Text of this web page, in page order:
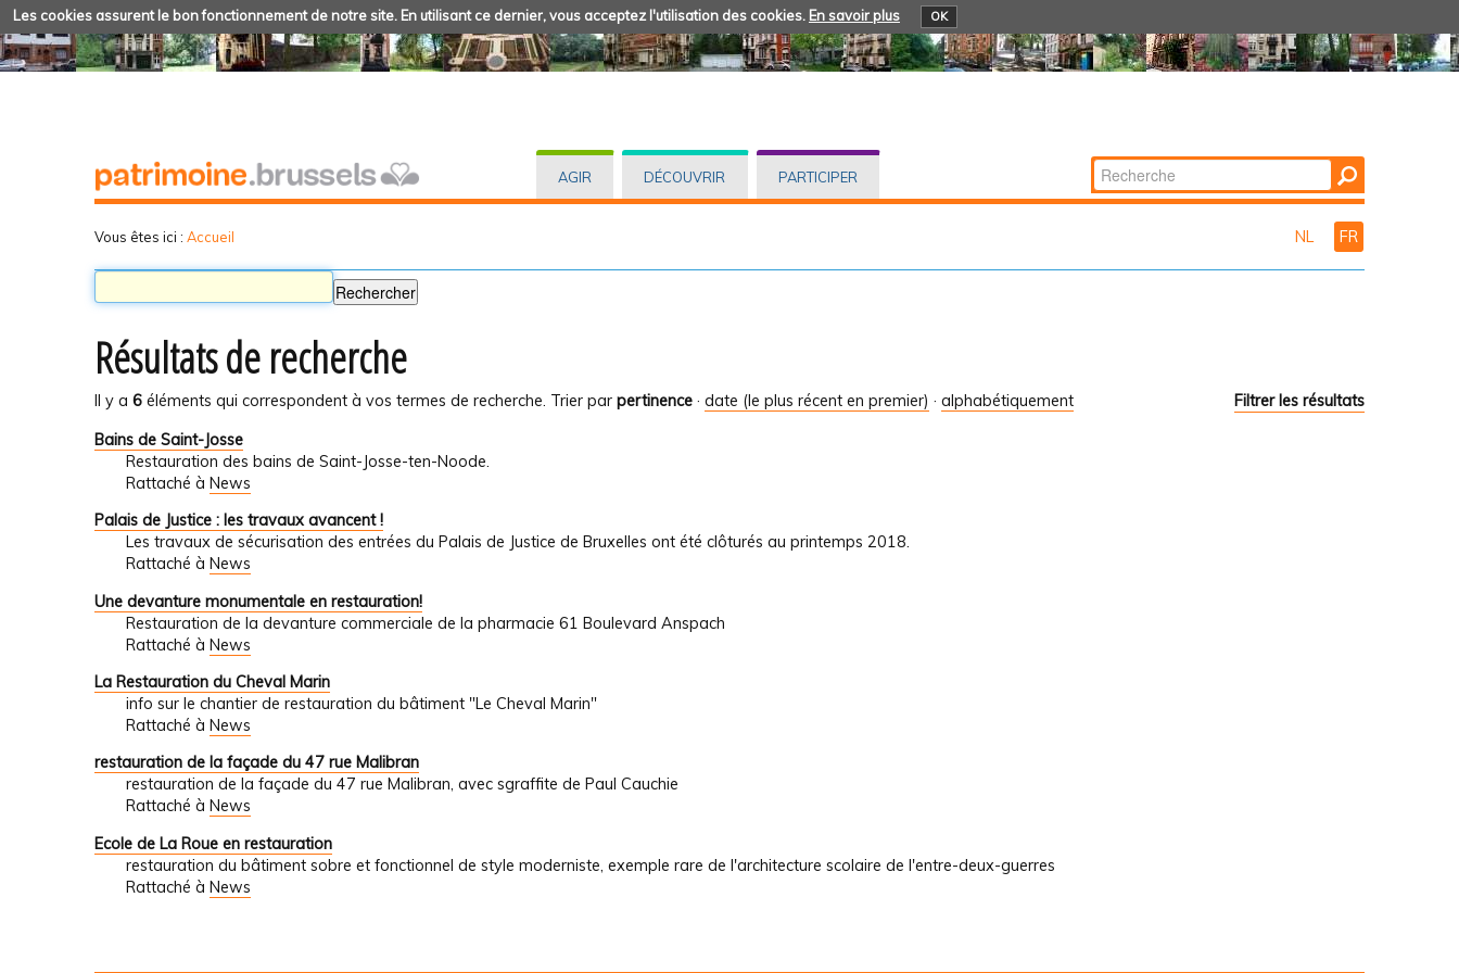
Les cookies assurent le bon fonctionnement de notre site. En utilisant ce dernier, vous acceptez l'utilisation des cookies. En savoir plus OK
AGIR DÉCOUVRIR PARTICIPER Chercher par
Recherche
Vous êtes ici : Accueil NL FR
Résultats de recherche
Il y a 6 éléments qui correspondent à vos termes de recherche. Filtrer les résultats
Trier par pertinence · date (le plus récent en premier) · alphabétiquement
Bains de Saint-Josse
Restauration des bains de Saint-Josse-ten-Noode.
Rattaché à News
Palais de Justice : les travaux avancent !
Les travaux de sécurisation des entrées du Palais de Justice de Bruxelles ont été clôturés au printemps 2018.
Rattaché à News
Une devanture monumentale en restauration!
Restauration de la devanture commerciale de la pharmacie 61 Boulevard Anspach
Rattaché à News
La Restauration du Cheval Marin
info sur le chantier de restauration du bâtiment "Le Cheval Marin"
Rattaché à News
restauration de la façade du 47 rue Malibran
restauration de la façade du 47 rue Malibran, avec sgraffite de Paul Cauchie
Rattaché à News
Ecole de La Roue en restauration
restauration du bâtiment sobre et fonctionnel de style moderniste, exemple rare de l'architecture scolaire de l'entre-deux-guerres
Rattaché à News